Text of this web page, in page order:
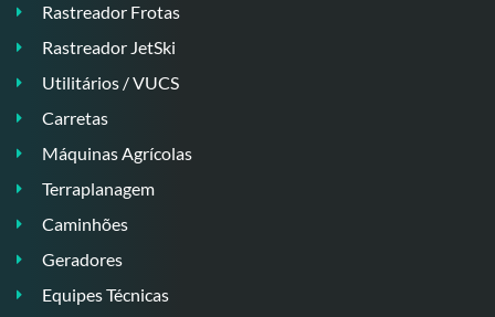
Rastreador Frotas
Rastreador JetSki
Utilitários / VUCS
Carretas
Máquinas Agrícolas
Terraplanagem
Caminhões
Geradores
Equipes Técnicas